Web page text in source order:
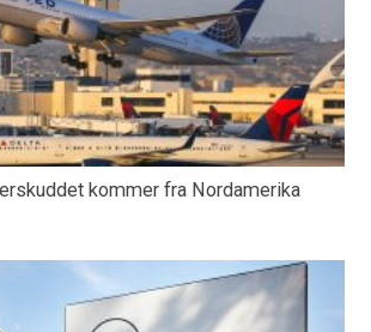
kommer fra Nordamerika